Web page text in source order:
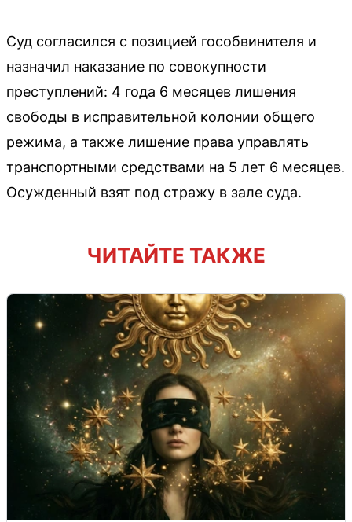
Суд согласился с позицией гособвинителя и
назначил наказание по совокупности
преступлений: 4 года 6 месяцев лишения
свободы в исправительной колонии общего
режима, а также лишение права управлять
транспортными средствами на 5 лет 6 месяцев.
Осужденный взят под стражу в зале суда.
ЧИТАЙТЕ ТАКЖЕ